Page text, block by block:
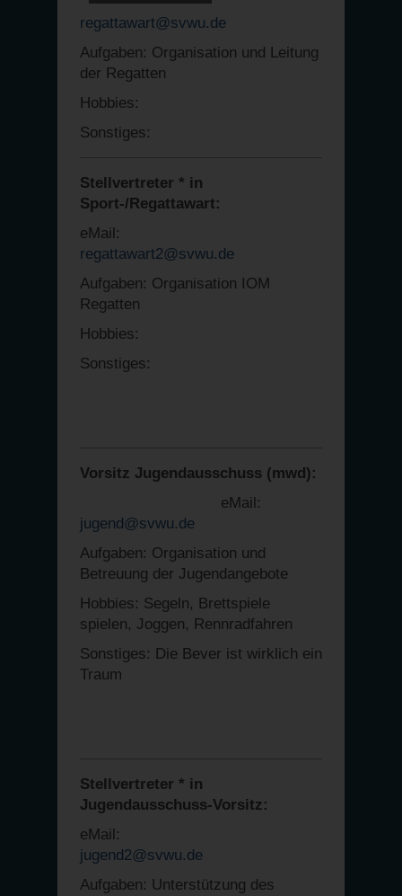
regattawart@svwu.de
Aufgaben: Organisation und Leitung
der Regatten
Hobbies:
Sonstiges:
Stellvertreter * in
Sport-/Regattawart:
eMail:
regattawart2@svwu.de
Aufgaben: Organisation IOM
Regatten
Hobbies:
Sonstiges:
Vorsitz Jugendausschuss (mwd):
eMail:
jugend@svwu.de
Aufgaben: Organisation und
Betreuung der Jugendangebote
Hobbies: Segeln, Brettspiele
spielen, Joggen, Rennradfahren
Sonstiges: Die Bever ist wirklich ein
Traum
Stellvertreter * in
Jugendausschuss-Vorsitz:
eMail:
jugend2@svwu.de
Aufgaben: Unterstützung des